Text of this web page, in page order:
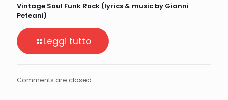
Vintage Soul Funk Rock (lyrics & music by Gianni
Peteani)
Leggi tutto
Comments are closed.